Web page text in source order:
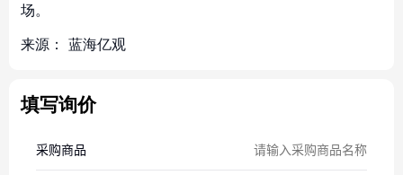
场。
来源： 蓝海亿观
填写询价